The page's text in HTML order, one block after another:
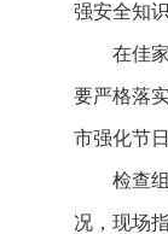
强安全知
在佳
要严格落
市强化节
检查
况，现场